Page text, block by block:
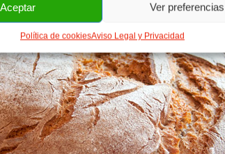
Aceptar Ver preferencias
Política de cookiesAviso Legal y Privacidad